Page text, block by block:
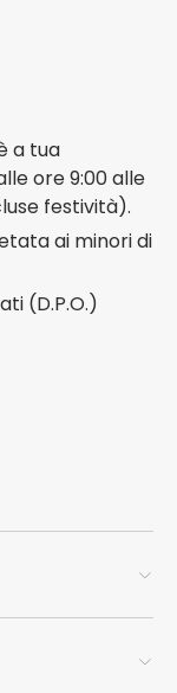
a tua
ore 9:00 alle
festività).
ai minori di
(D.P.O.)